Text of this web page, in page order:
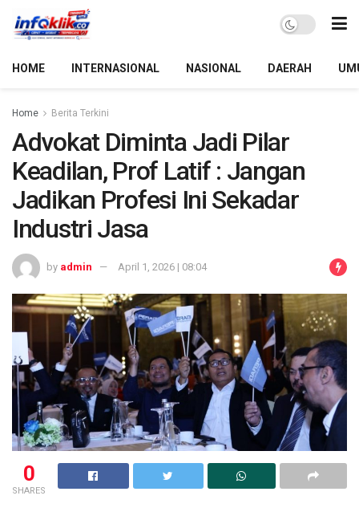
HOME INTERNASIONAL NASIONAL DAERAH
Home Berita Terkini
Advokat Diminta Jadi Pilar
Keadilan, Prof Latif : Jangan
Jadikan Profesi Ini Sekadar
Industri Jasa
by admin April 1, 2026 | 08:04
0
SHARES